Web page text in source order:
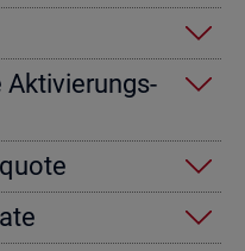
Ak­ti­vie­rungs­